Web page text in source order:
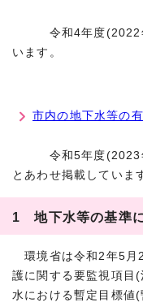
令和4年度(2022年
います。
市内の地下水等の
令和5年度(2023年
とあわせ掲載していま
1 地下水等の基準
環境省は令和2年5月
護に関する要監視項目
水における暫定目標値